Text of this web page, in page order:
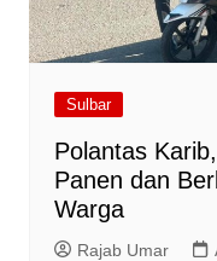
Sulbar
Polantas
Panen dan
Warga
Rajab Umar